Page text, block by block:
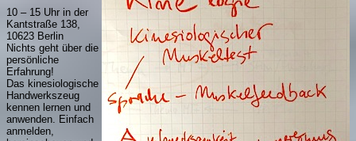
10 – 15 Uhr in der
Kantstraße 138,
10623 Berlin
Nichts geht über die
persönliche
Erfahrung!
Das kinesiologische
Handwerkszeug
kennen lernen und
anwenden. Einfach
anmelden,